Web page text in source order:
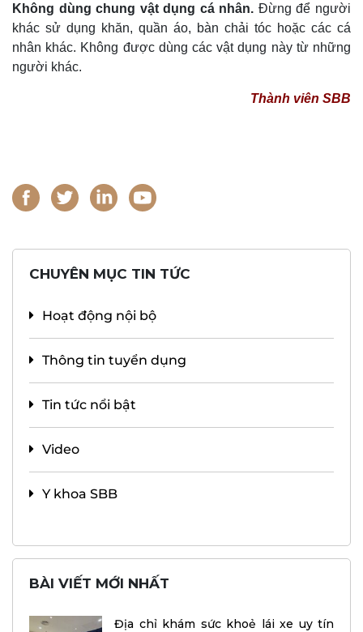
Không dùng chung vật dụng cá nhân. Đừng để người
khác sử dụng khăn, quần áo, bàn chải tóc hoặc các cá
nhân khác. Không được dùng các vật dụng này từ những
người khác.
Thành viên SBB
CHUYÊN MỤC TIN TỨC
Hoạt động nội bộ
Thông tin tuyển dụng
Tin tức nổi bật
Video
Y khoa SBB
BÀI VIẾT MỚI NHẤT
Địa chỉ khám sức khoẻ lái xe uy tín